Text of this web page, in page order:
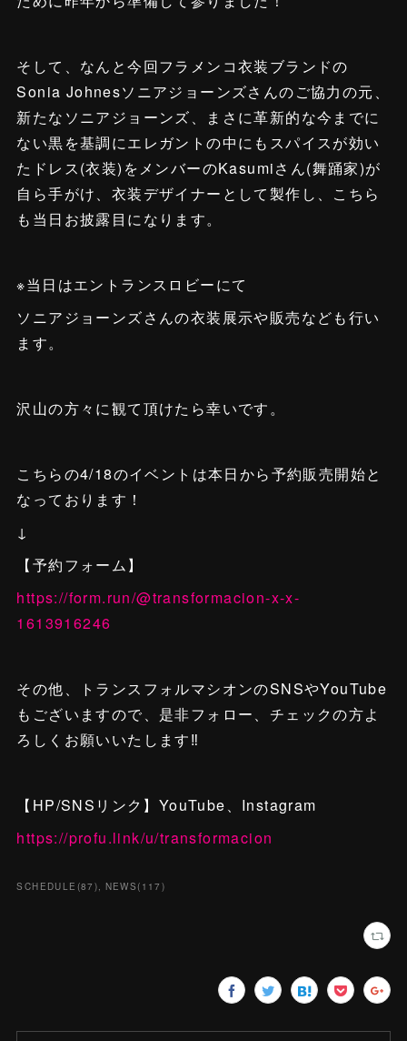
そして、なんと今回フラメンコ衣装ブランドの
Sonia Johnesソニアジョーンズさんのご協力の元、
新たなソニアジョーンズ、まさに革新的な今までに
ない黒を基調にエレガントの中にもスパイスが効い
たドレス(衣装)をメンバーのKasumiさん(舞踊家)が
自ら手がけ、衣装デザイナーとして製作し、こちら
も当日お披露目になります。
※当日はエントランスロビーにて
ソニアジョーンズさんの衣装展示や販売なども行い
ます。
沢山の方々に観て頂けたら幸いです。
こちらの4/18のイベントは本日から予約販売開始と
なっております！
↓
【予約フォーム】
https://form.run/@transformacion-x-x-
1613916246
その他、トランスフォルマシオンのSNSやYouTube
もございますので、是非フォロー、チェックの方よ
ろしくお願いいたします‼️
【HP/SNSリンク】YouTube、Instagram
https://profu.link/u/transformacion
SCHEDULE (87 ) NEWS( 117 )